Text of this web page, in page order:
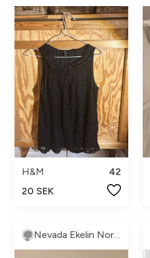
H&M
42
20 SEK
Nevada Ekelin Norström